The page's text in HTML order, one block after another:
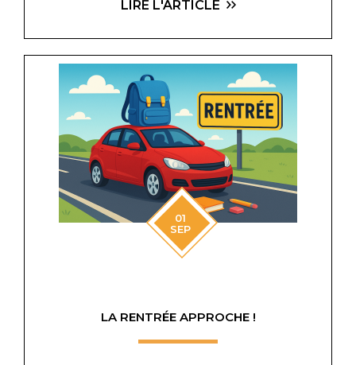
LIRE L'ARTICLE
01
SEP
LA RENTRÉE APPROCHE !